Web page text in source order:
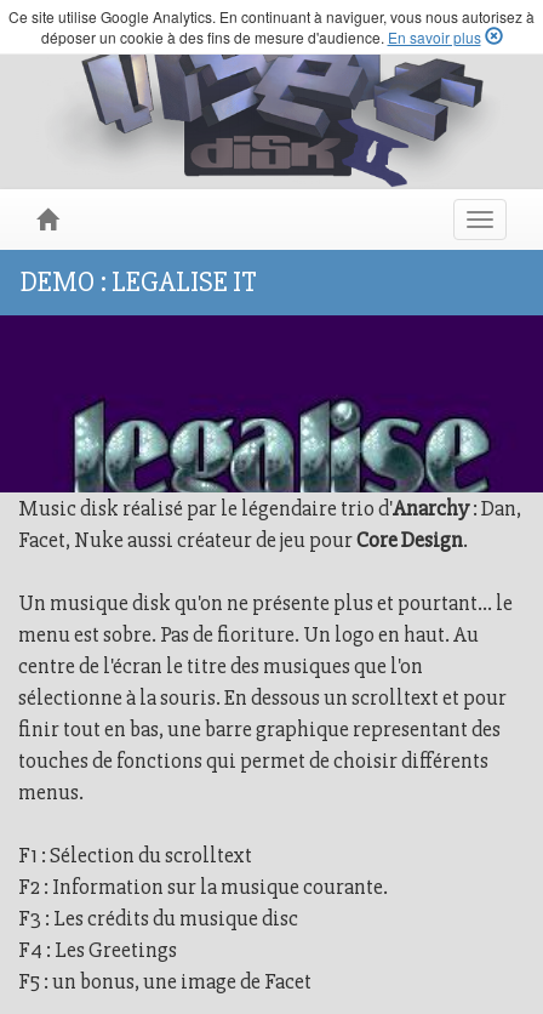
Ce site utilise Google Analytics. En continuant à naviguer, vous nous autorisez à
déposer un cookie à des fins de mesure d'audience. En savoir plus
Toggle
DEMO : LEGALISE IT
Music disk réalisé par le légendaire trio d'Anarchy: Dan,
Facet, Nuke aussi créateur de jeu pourCore Design.
Un musique disk qu'on ne présente plus et pourtant... le
menu est sobre. Pas de fioriture. Un logo en haut. Au
centre de l'écran le titre des musiques que l'on
sélectionne à la souris. En dessous un scrolltext et pour
finir tout en bas, une barre graphique representant des
touches de fonctions qui permet de choisir différents
menus.
F1 : Sélection du scrolltext
F2 : Information sur la musique courante.
F3 : Les crédits du musique disc
F4 : Les Greetings
F5 : un bonus, une image de Facet